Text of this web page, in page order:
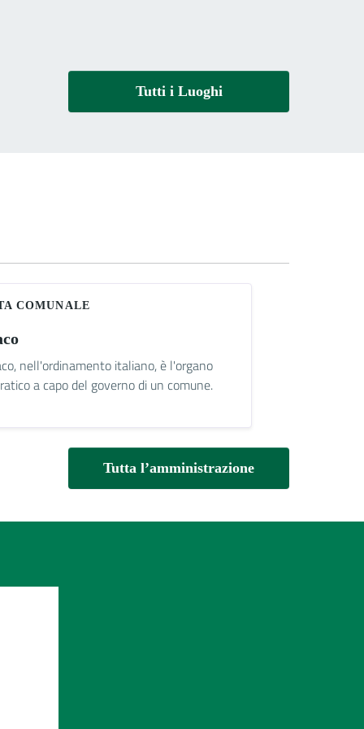
Tutti i Luoghi
COMUNALE
nell'ordinamento italiano, è l'organo
a capo del governo di un comune.
Tutta l’amministrazione